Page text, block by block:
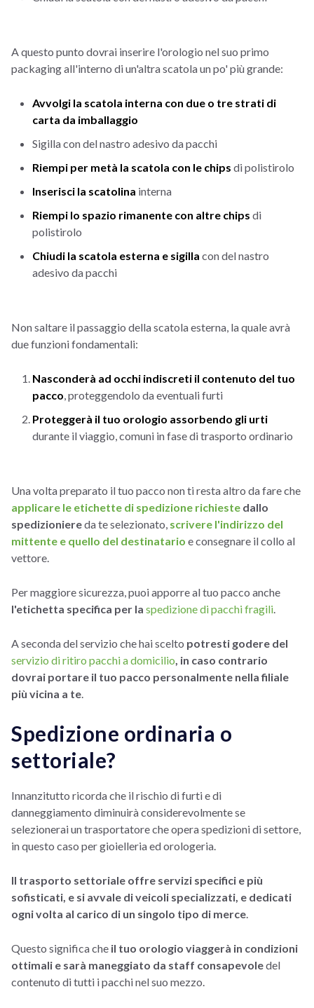
A questo punto dovrai inserire l'orologio nel suo primo
packaging all'interno di un'altra scatola un po' più grande:
Avvolgi la scatola interna con due o tre strati di
carta da imballaggio
Sigilla con del nastro adesivo da pacchi
Riempi per metà la scatola con le chips di polistirolo
Inserisci la scatolina interna
Riempi lo spazio rimanente con altre chips di
polistirolo
Chiudi la scatola esterna e sigilla con del nastro
adesivo da pacchi
Non saltare il passaggio della scatola esterna, la quale avrà
due funzioni fondamentali:
Nasconderà ad occhi indiscreti il contenuto del tuo
pacco , proteggendolo da eventuali furti
Proteggerà il tuo orologio assorbendo gli urti
durante il viaggio, comuni in fase di trasporto ordinario
Una volta preparato il tuo pacco non ti resta altro da fare che
applicare le etichette di spedizione richieste dallo
spedizioniereda te selezionato, scrivere l'indirizzo del
mittente e quello del destinatario e consegnare il collo al
vettore.
Per maggiore sicurezza, puoi apporre al tuo pacco anche
l'etichetta specifica per la spedizione di pacchi fragili
A seconda del servizio che hai scelto potresti godere del
servizio di ritiro pacchi a domicilio , in caso contrario
dovrai portare il tuo pacco personalmente nella filiale
più vicina a te
Spedizione ordinaria o
settoriale?
Innanzitutto ricorda che il rischio di furti e di
danneggiamento diminuirà considerevolmente se
selezionerai un trasportatore che opera spedizioni di settore,
in questo caso per gioielleria ed orologeria.
Il trasporto settoriale offre servizi specifici e più
sofisticati, e si avvale di veicoli specializzati, e dedicati
ogni volta al carico di un singolo tipo di merce
Questo significa che il tuo orologio viaggerà in condizioni
ottimali e sarà maneggiato da staff consapevoledel
contenuto di tutti i pacchi nel suo mezzo.